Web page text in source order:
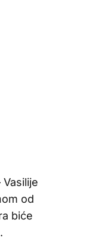
od
biće